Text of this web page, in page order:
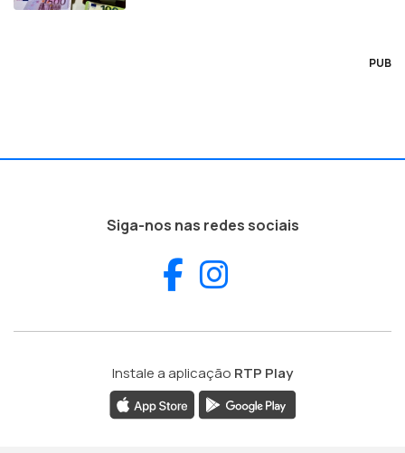
PUB
Siga-nos nas redes sociais
Facebook
Instale a aplicação RTP Play